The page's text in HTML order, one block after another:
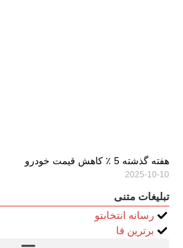
هفته گذشته 5 ٪ کاهش قیمت خودرو
2025-10-10
تبلیغات متنی
رسانه انتخابتو
برترین فا